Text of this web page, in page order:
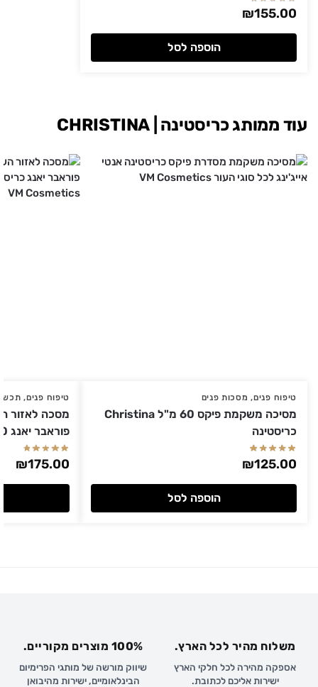
₪155.00
הוספה לסל
עוד ממותג כריסטינה | CHRISTINA
טיפוח פנים, מסכות פנים
מסיכה משקמת פיקס 60 מ"ל Christina
כריסטינה
₪125.00
הוספה לסל
טיפוח פנים,
מסכה לאזור
פוראבר יאנג 50 מ"ל Christina כריסטינה
₪175.00
משלוח מהיר לכל הארץ.
אספקה מהירה לכל חלקי הארץ
ישירות אליכם לכתובת.
100% מוצרים מקוריים.
שיווק מורשה של מותגי הפרימיום
הבינלאומיים, ישירות מהיבואן